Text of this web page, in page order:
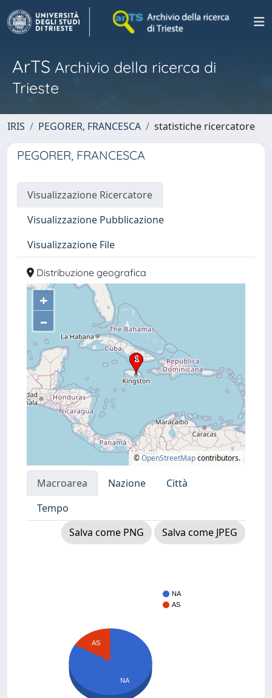
ArTS Archivio della ricerca di
Trieste
IRIS PEGORER, FRANCESCA statistiche ricercatore
PEGORER, FRANCESCA
Visualizzazione Ricercatore
Visualizzazione Pubblicazione
Visualizzazione File
Distribuzione geografica
+
–
©OpenStreetMapcontributors.
Macroarea Nazione
Città
Tempo
Salva come PNG
Salva come JPEG
NA
AS
AS
NA